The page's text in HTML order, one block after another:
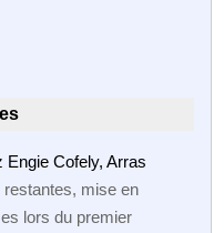
Engie Cofely, Arras
mise en
lors du premier